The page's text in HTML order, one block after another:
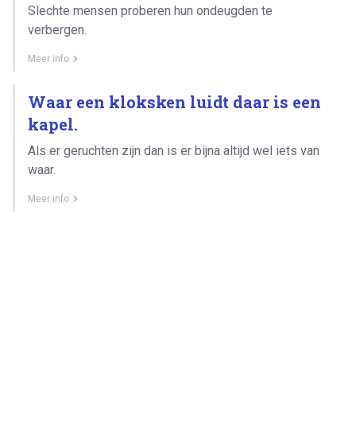
Slechte mensen proberen hun ondeugden te
verbergen.
Meer info
Waar een kloksken luidt daar is een
kapel.
Als er geruchten zijn dan is er bijna altijd wel iets van
waar.
Meer info